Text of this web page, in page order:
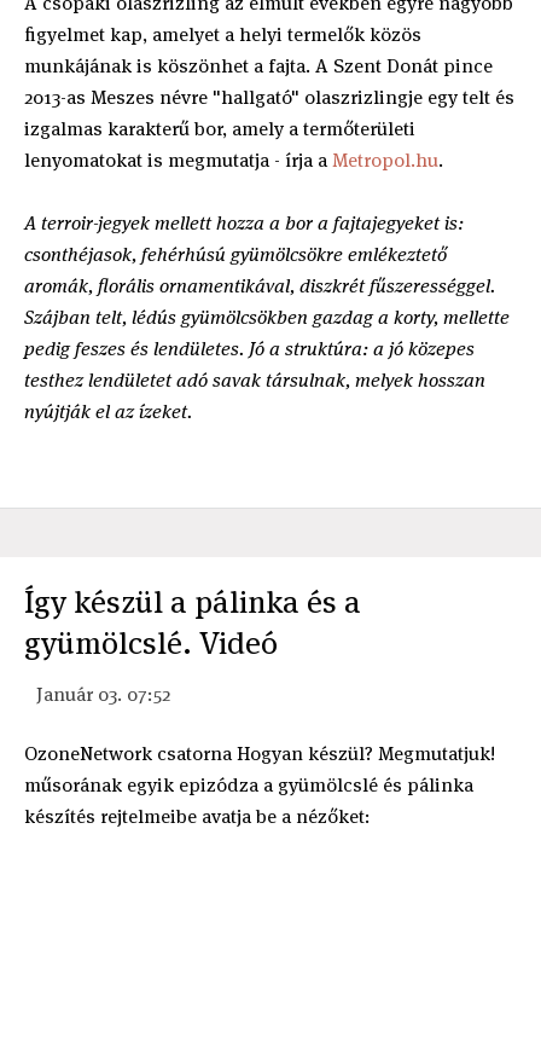
figyelmet kap, amelyet a helyi termelők közös
munkájának is köszönhet a fajta. A Szent Donát pince
2013-as Meszes névre "hallgató" olaszrizlingje egy telt és
izgalmas karakterű bor, amely a termőterületi
lenyomatokat is megmutatja - írja aMetropol.hu.
A terroir-jegyek mellett hozza a bor a fajtajegyeket is:
csonthéjasok, fehérhúsú gyümölcsökre emlékeztető
aromák, florális ornamentikával, diszkrét fűszerességgel.
Szájban telt, lédús gyümölcsökben gazdag a korty, mellette
pedig feszes és lendületes. Jó a struktúra: a jó közepes
testhez lendületet adó savak társulnak, melyek hosszan
nyújtják el az ízeket.
Így készül a pálinka és a
gyümölcslé. Videó
Január 03. 07:52
OzoneNetwork csatorna Hogyan készül? Megmutatjuk!
műsorának egyik epizódza a gyümölcslé és pálinka
készítés rejtelmeibe avatja be a nézőket: